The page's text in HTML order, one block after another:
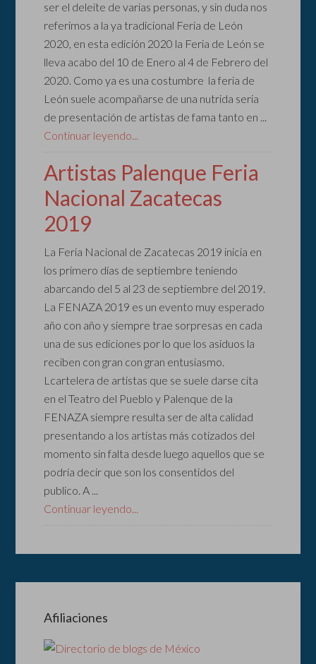
ser el deleite de varias personas, y sin duda nos
referimos a la ya tradicional Feria de León
2020, en esta edición 2020 la Feria de León se
lleva acabo del 10 de Enero al 4 de Febrero del
2020. Como ya es una costumbre la feria de
León suele acompañarse de una nutrida seria
de presentación de artistas de fama tanto en ...
Continuar leyendo...
Artistas Palenque Feria
Nacional Zacatecas
2019
La Feria Nacional de Zacatecas 2019 inicia en
los primero días de septiembre teniendo
abarcando del 5 al 23 de septiembre del 2019.
La FENAZA 2019 es un evento muy esperado
año con año y siempre trae sorpresas en cada
una de sus ediciones por lo que los asiduos la
reciben con gran con gran entusiasmo.
Lcartelera de artistas que se suele darse cita
en el Teatro del Pueblo y Palenque de la
FENAZA siempre resulta ser de alta calidad
presentando a los artistas más cotizados del
momento sin falta desde luego aquellos que se
podría decir que son los consentidos del
publico. A ...
Continuar leyendo...
Afiliaciones